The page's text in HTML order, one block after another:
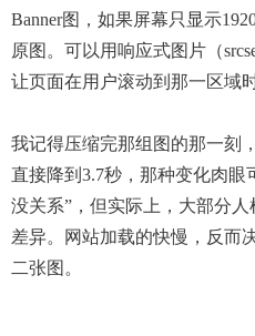
Banner图，如果屏幕只显示
原图。可以用响应式图片（
让页面在用户滚动到那一区域
我记得压缩完那组图的那一刻
直接降到3.7秒，那种变化肉眼
没关系”，但实际上，大部分
差异。网站加载的快慢，反而
二张图。